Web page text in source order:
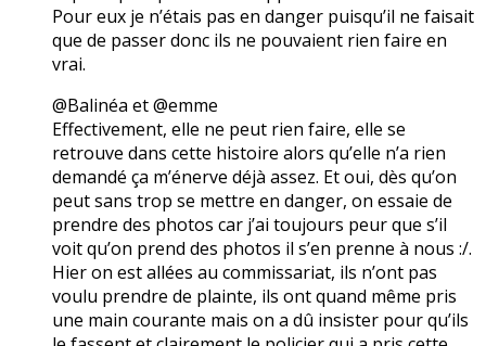
Pour eux je n’étais pas en danger puisqu’il ne faisait
que de passer donc ils ne pouvaient rien faire en
vrai.
@Balinéa et @emme
Effectivement, elle ne peut rien faire, elle se
retrouve dans cette histoire alors qu’elle n’a rien
demandé ça m’énerve déjà assez. Et oui, dès qu’on
peut sans trop se mettre en danger, on essaie de
prendre des photos car j’ai toujours peur que s’il
voit qu’on prend des photos il s’en prenne à nous :/.
Hier on est allées au commissariat, ils n’ont pas
voulu prendre de plainte, ils ont quand même pris
une main courante mais on a dû insister pour qu’ils